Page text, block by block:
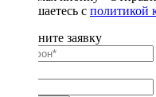
соглашаетесь с политикой
Заполните заявку